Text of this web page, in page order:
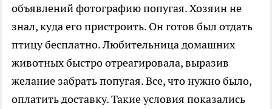
объявлений фотографию попугая. Хозяин не
знал, куда его пристроить. Он готов был отдать
птицу бесплатно. Любительница домашних
животных быстро отреагировала, выразив
желание забрать попугая. Все, что нужно было,
оплатить доставку. Такие условия показались